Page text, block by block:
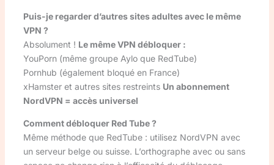
Puis-je regarder d’autres sites adultes avec le même
VPN ?
Absolument ! Le même VPN débloquer :
YouPorn (même groupe Aylo que RedTube)
Pornhub (également bloqué en France)
xHamster et autres sites restreints Un abonnement
NordVPN = accès universel
Comment débloquer Red Tube ?
Même méthode que RedTube : utilisez NordVPN avec
un serveur belge ou suisse. L’orthographe avec ou sans